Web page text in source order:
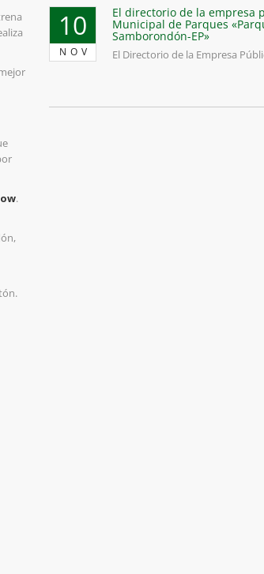
.
10
NOV
El directorio de la empresa
Municipal de Parques
Samborondón-EP»
El Directorio de la Empresa